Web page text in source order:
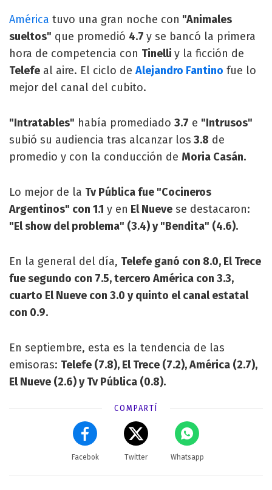
América tuvo una gran noche con "Animales
sueltos" que promedió 4.7 y se bancó la primera
hora de competencia con Tinelli y la ficción de
Telefe al aire. El ciclo de Alejandro Fantino fue lo
mejor del canal del cubito.
"Intratables" había promediado 3.7 e "Intrusos"
subió su audiencia tras alcanzar los 3.8 de
promedio y con la conducción de Moria Casán.
Lo mejor de la Tv Pública fue "Cocineros
Argentinos" con 1.1 y en El Nueve se destacaron:
"El show del problema" (3.4) y "Bendita" (4.6).
En la general del día, Telefe ganó con 8.0, El Trece
fue segundo con 7.5, tercero América con 3.3,
cuarto El Nueve con 3.0 y quinto el canal estatal
con 0.9.
En septiembre, esta es la tendencia de las
emisoras: Telefe (7.8), El Trece (7.2), América (2.7),
El Nueve (2.6) y Tv Pública (0.8).
COMPARTÍ
Facebok Twitter Whatsapp